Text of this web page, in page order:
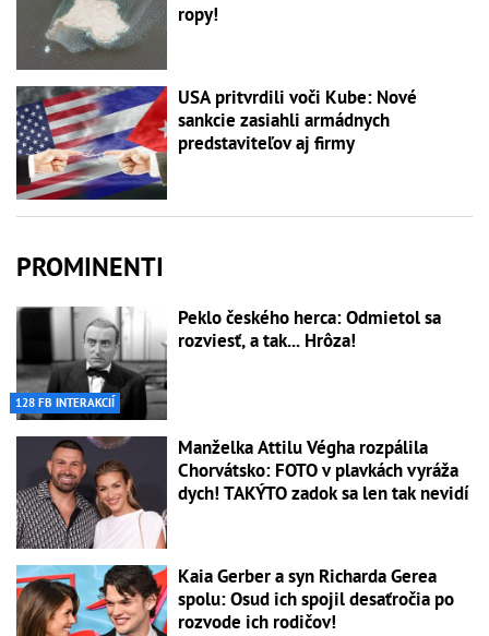
ropy!
USA pritvrdili voči Kube: Nové
sankcie zasiahli armádnych
predstaviteľov aj firmy
PROMINENTI
128 FB INTERAKCIÍ
Peklo českého herca: Odmietol sa
rozviesť, a tak... Hrôza!
Manželka Attilu Végha rozpálila
Chorvátsko: FOTO v plavkách vyráža
dych! TAKÝTO zadok sa len tak nevidí
Kaia Gerber a syn Richarda Gerea
spolu: Osud ich spojil desaťročia po
rozvode ich rodičov!